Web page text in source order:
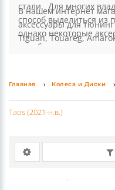
стали. Для многих
способ выделиться из
однако некоторые
службы авто и
выхлопные трубы.
В нашем интернет
аксессуары для
Tiguan, Touareg,
Главная Колеса и Диски
Taos (2021-н.в.)